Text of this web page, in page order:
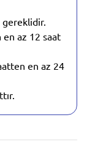
gereklidir.
az 12 saat
en az 24